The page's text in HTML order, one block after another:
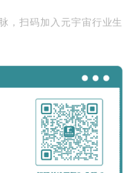
，扫码加入元宇宙行业生